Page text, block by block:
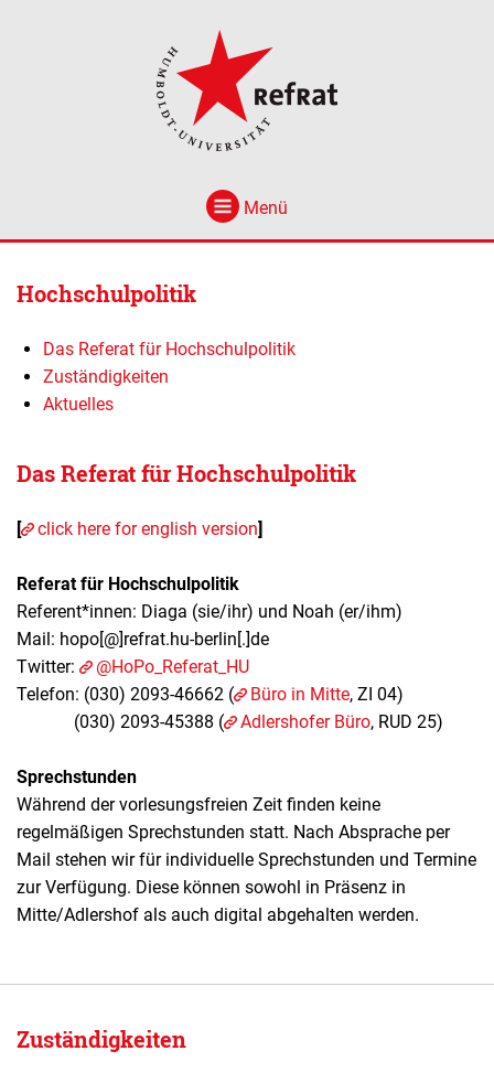
Menü
Hochschulpolitik
Das Referat für Hochschulpolitik
Zuständigkeiten
Aktuelles
Das Referat für Hochschulpolitik
[ click here for english version]
Referat für Hochschulpolitik
Referent*innen: Diaga (sie/ihr) und Noah (er/ihm)
Mail: hopo[@]refrat.hu-berlin[.]de
Twitter:
@HoPo_Referat_HU
Telefon: (030) 2093-46662 ( Büro in Mitte, ZI 04)
(030) 2093-45388 (
Adlershofer Büro, RUD 25)
Sprechstunden
Während der vorlesungsfreien Zeit finden keine
regelmäßigen Sprechstunden statt. Nach Absprache per
Mail stehen wir für individuelle Sprechstunden und Termine
zur Verfügung. Diese können sowohl in Präsenz in
Mitte/Adlershof als auch digital abgehalten werden.
Zuständigkeiten